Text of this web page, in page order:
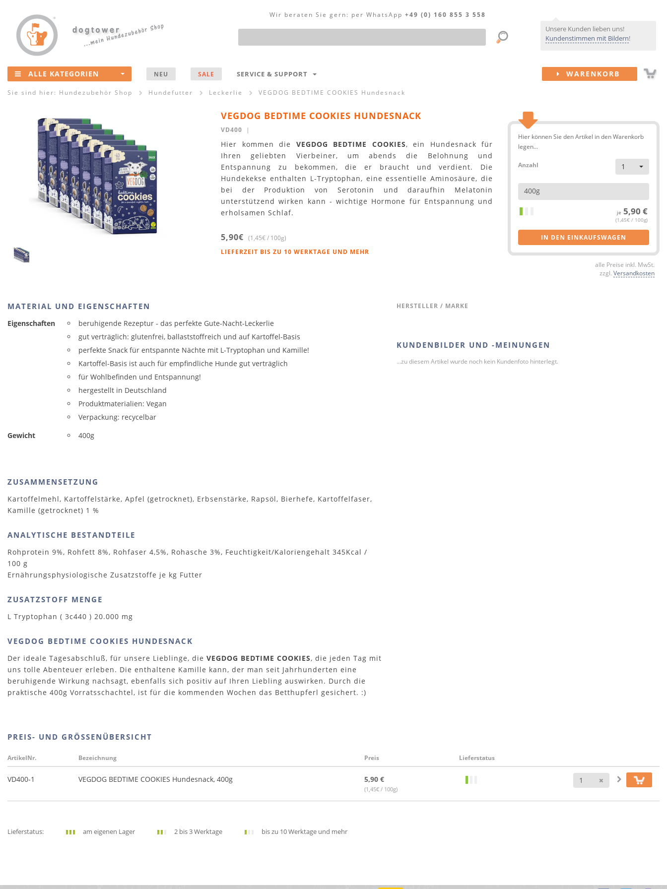
Unsere Kunden lieben uns!
Kundenstimmen mit Bildern!
Wir beraten Sie gern: per WhatsApp +49 (0) 160 855 3 558
Produktsuche
ALLE KATEGORIEN NEU SALE SERVICE & SUPPORT WARENKORB
Sie sind hier: Hundezubehör Shop Hundefutter Leckerlie VEGDOG BEDTIME COOKIES Hundesnack
VEGDOG BEDTIME COOKIES HUNDESNACK
VD400 |
Hier kommen die VEGDOG BEDTIME COOKIES, ein Hundesnack für
Ihren geliebten Vierbeiner, um abends die Belohnung und
Entspannung zu bekommen, die er braucht und verdient. Die
Hundekekse enthalten L-Tryptophan, eine essentielle Aminosäure, die
bei der Produktion von Serotonin und daraufhin Melatonin
unterstützend wirken kann - wichtige Hormone für Entspannung und
erholsamen Schlaf.
5,90€ (1,45€ / 100g)
LIEFERZEIT BIS ZU 10 WERKTAGE UND MEHR
Hier können Sie den Artikel in den Warenkorb
legen...
Anzahl 1
400g
je 5,90 €
(1,45€ / 100g)
IN DEN EINKAUFSWAGEN
alle Preise inkl. MwSt.
zzgl. Versandkosten
MATERIAL UND EIGENSCHAFTEN
Eigenschaften
beruhigende Rezeptur - das perfekte Gute-Nacht-Leckerlie
gut verträglich: glutenfrei, ballaststoffreich und auf Kartoffel-Basis
perfekte Snack für entspannte Nächte mit L-Tryptophan und Kamille!
Kartoffel-Basis ist auch für empfindliche Hunde gut verträglich
für Wohlbefinden und Entspannung!
hergestellt in Deutschland
Produktmaterialien: Vegan
Verpackung: recycelbar
Gewicht
400g
ZUSAMMENSETZUNG
Kartoffelmehl, Kartoffelstärke, Apfel (getrocknet), Erbsenstärke, Rapsöl, Bierhefe, Kartoffelfaser,
Kamille (getrocknet) 1 %
ANALYTISCHE BESTANDTEILE
Rohprotein 9%, Rohfett 8%, Rohfaser 4,5%, Rohasche 3%, Feuchtigkeit/Kaloriengehalt 345Kcal /
100 g
Ernährungsphysiologische Zusatzstoffe je kg Futter
ZUSATZSTOFF MENGE
L Tryptophan ( 3c440 ) 20.000 mg
VEGDOG BEDTIME COOKIES HUNDESNACK
Der ideale Tagesabschluß, für unsere Lieblinge, die VEGDOG BEDTIME COOKIES, die jeden Tag mit
uns tolle Abenteuer erleben. Die enthaltene Kamille kann, der man seit Jahrhunderten eine
beruhigende Wirkung nachsagt, ebenfalls sich positiv auf Ihren Liebling auswirken. Durch die
praktische 400g Vorratsschachtel, ist für die kommenden Wochen das Betthupferl gesichert. :)
HERSTELLER / MARKE
KUNDENBILDER UND -MEINUNGEN
...zu diesem Artikel wurde noch kein Kundenfoto hinterlegt.
PREIS- UND GRÖSSENÜBERSICHT
ArtikelNr. Bezeichnung Preis Lieferstatus
VD400-1 VEGDOG BEDTIME COOKIES Hundesnack, 400g 5,90 €
(1,45€ / 100g)
Anzahl
Lieferstatus: am eigenen Lager 2 bis 3 Werktage bis zu 10 Werktage und mehr